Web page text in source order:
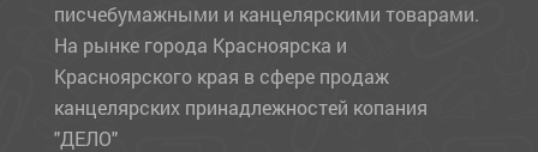
писчебумажными и канцелярскими товарами.
На рынке города Красноярска и
Красноярского края в сфере продаж
канцелярских принадлежностей копания
"ДЕЛО"